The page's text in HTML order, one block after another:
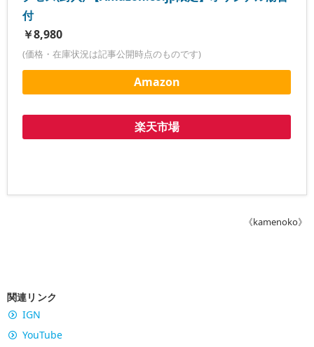
付
￥8,980
(価格・在庫状況は記事公開時点のものです)
Amazon
楽天市場
《kamenoko》
関連リンク
IGN
YouTube